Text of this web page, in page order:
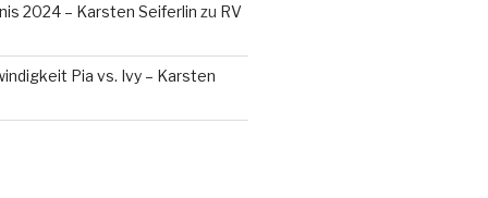
2024 – Karsten Seiferlin zu RV
Pia vs. Ivy – Karsten